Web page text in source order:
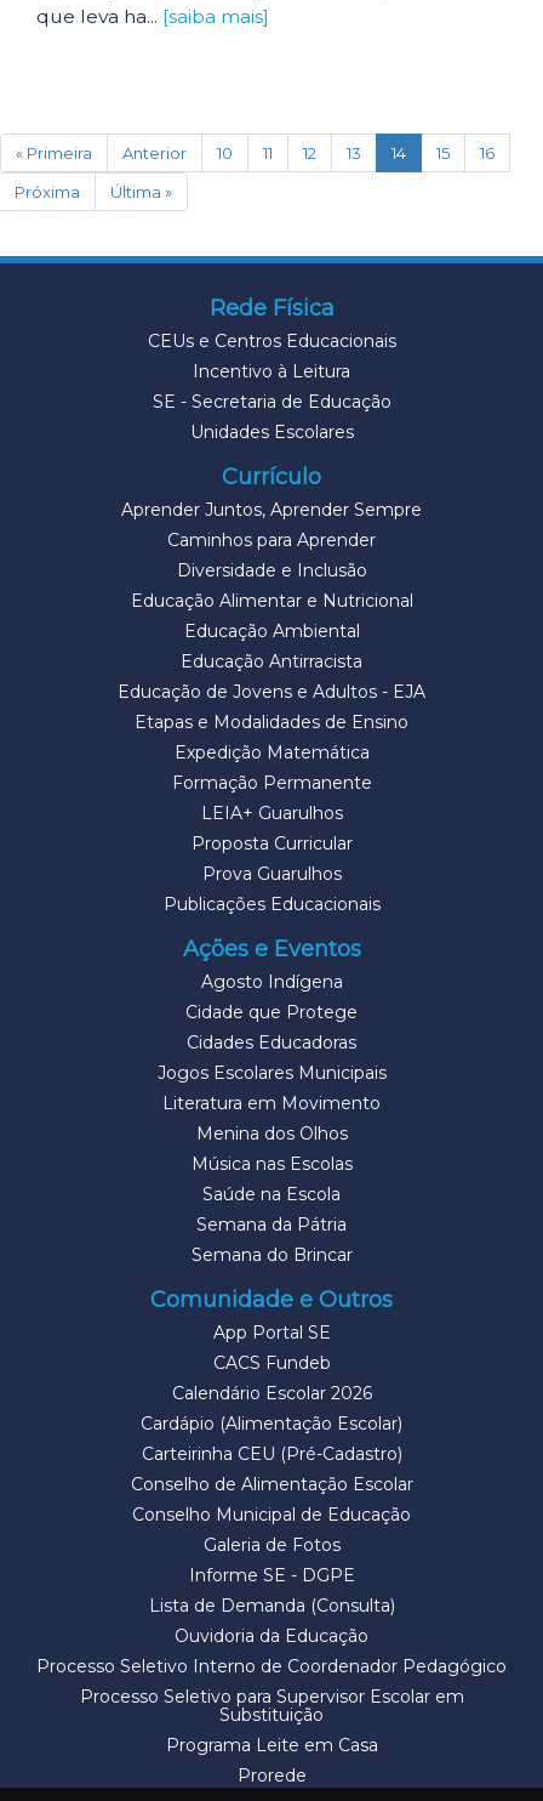
que leva ha... [saiba mais]
« Primeira Anterior 10 11 12 13 14(current)
15
16
Próxima
Última »
Rede Física
CEUs e Centros Educacionais
Incentivo à Leitura
SE - Secretaria de Educação
Unidades Escolares
Currículo
Aprender Juntos, Aprender Sempre
Caminhos para Aprender
Diversidade e Inclusão
Educação Alimentar e Nutricional
Educação Ambiental
Educação Antirracista
Educação de Jovens e Adultos - EJA
Etapas e Modalidades de Ensino
Expedição Matemática
Formação Permanente
LEIA+ Guarulhos
Proposta Curricular
Prova Guarulhos
Publicações Educacionais
Ações e Eventos
Agosto Indígena
Cidade que Protege
Cidades Educadoras
Jogos Escolares Municipais
Literatura em Movimento
Menina dos Olhos
Música nas Escolas
Saúde na Escola
Semana da Pátria
Semana do Brincar
Comunidade e Outros
App Portal SE
CACS Fundeb
Calendário Escolar 2026
Cardápio (Alimentação Escolar)
Carteirinha CEU (Pré-Cadastro)
Conselho de Alimentação Escolar
Conselho Municipal de Educação
Galeria de Fotos
Informe SE - DGPE
Lista de Demanda (Consulta)
Ouvidoria da Educação
Processo Seletivo Interno de Coordenador Pedagógico
Processo Seletivo para Supervisor Escolar em
Substituição
Programa Leite em Casa
Prorede